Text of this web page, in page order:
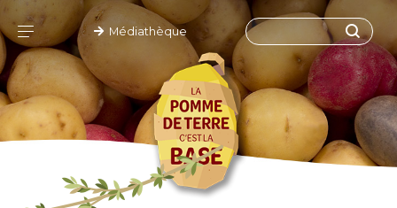
Médiathèque